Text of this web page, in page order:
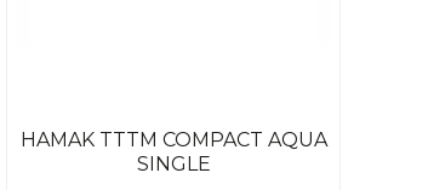
HAMAK TTTM COMPACT AQUA
SINGLE